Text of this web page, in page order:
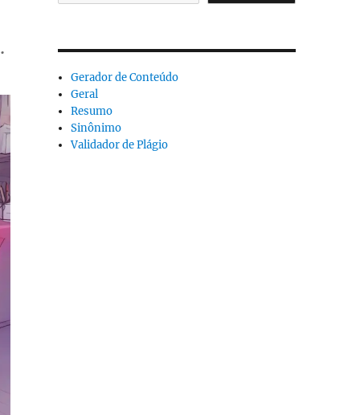
Gerador de Conteúdo
Geral
Resumo
Sinônimo
Validador de Plágio